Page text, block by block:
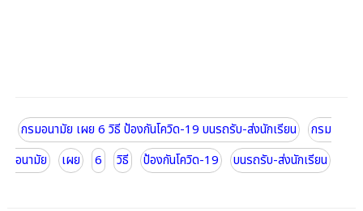
กรมอนามัย เผย 6 วิธี ป้องกันโควิด-19 บนรถรับ-ส่งนักเรียน
กรม
อนามัย
เผย 6 วิธี ป้องกันโควิด-19 บนรถรับ-ส่งนักเรียน